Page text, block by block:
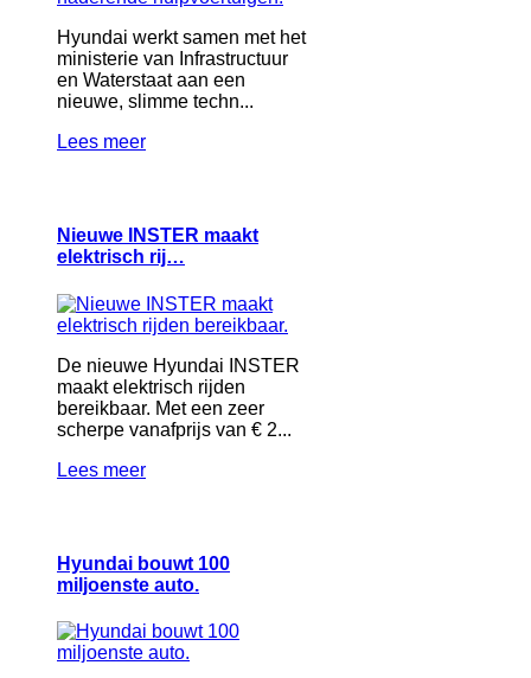
Hyundai werkt samen met het
ministerie van Infrastructuur
en Waterstaat aan een
nieuwe, slimme techn...
Lees meer
Nieuwe INSTER maakt
elektrisch rij…
De nieuwe Hyundai INSTER
maakt elektrisch rijden
bereikbaar. Met een zeer
scherpe vanafprijs van € 2...
Lees meer
Hyundai bouwt 100
miljoenste auto.